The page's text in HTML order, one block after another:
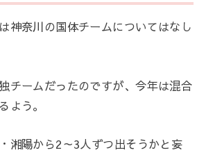
神奈川の国体チームについてはなし
チームだったのですが、今年は混合
よう。
湘陽から2～3人ずつ出そうかと妄